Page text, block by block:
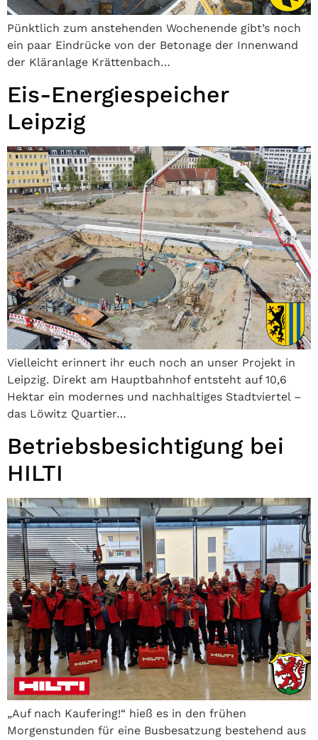
Pünktlich zum anstehenden Wochenende gibt’s noch
ein paar Eindrücke von der Betonage der Innenwand
der Kläranlage Krättenbach…
Eis-Energiespeicher
Leipzig
Vielleicht erinnert ihr euch noch an unser Projekt in
Leipzig. Direkt am Hauptbahnhof entsteht auf 10,6
Hektar ein modernes und nachhaltiges Stadtviertel –
das Löwitz Quartier…
Betriebsbesichtigung bei
HILTI
„Auf nach Kaufering!“ hieß es in den frühen
Morgenstunden für eine Busbesatzung bestehend aus